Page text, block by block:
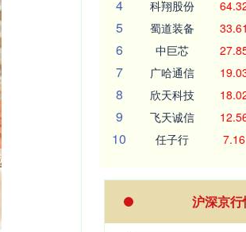
4 科翔股份
5 蜀道装备 33.61
6 中巨芯
7 广哈通信
8 欣天科技
9 飞天诚信
10 任子行 7.16
沪深京